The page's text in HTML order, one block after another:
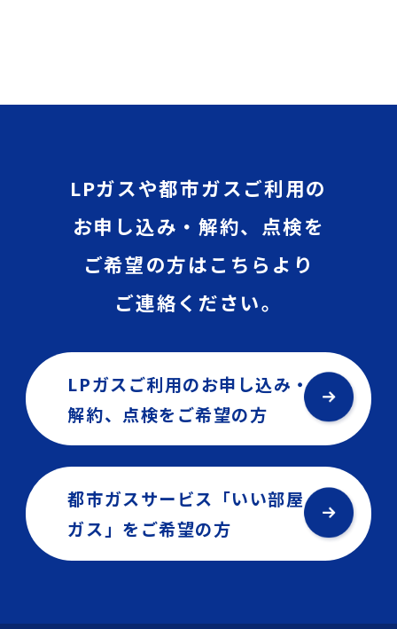
LPガスや都市ガスご利用の
お申し込み・解約、点検を
ご希望の方はこちらより
ご連絡ください。
LPガスご利用のお申し込み・
解約、点検を ご希望の方
都市ガスサービス「いい部屋
ガス」を ご希望の方